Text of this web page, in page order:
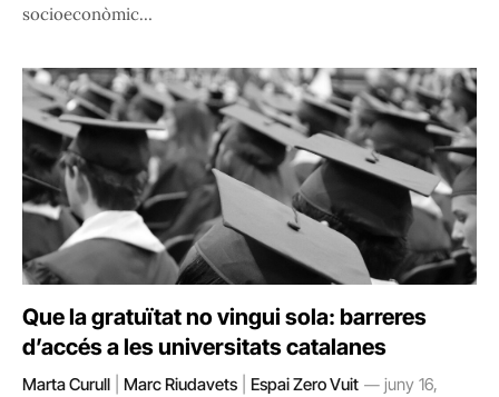
socioeconòmic…
Que la gratuïtat no vingui sola: barreres
d’accés a les universitats catalanes
Marta Curull Marc Riudavets Espai Zero Vuit
juny 16,